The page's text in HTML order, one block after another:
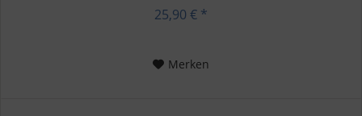
25,90 € *
Merken